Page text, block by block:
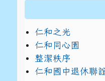
仁和之光
仁和同心園
整潔秩序
仁和國中退休聯